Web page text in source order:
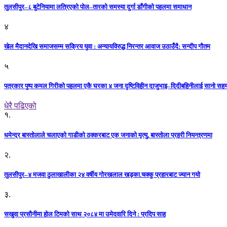
तुलसीपुर–८ बुटेनियामा लत्रिएको पोल–तारको समस्या दुर्गा डाँगीको पहलमा समाधान
४
खेल मैदानदेखि समाजसम्म सक्रिय युवा : अन्यायविरुद्ध निरन्तर आवाज उठाउँदै: सन्दीप गौतम
५
पत्रकार पुष्प कमल गिरीको पहलमा एकै घरका ४ जना दृष्टिविहीन दाजुभाइ–दिदीबहिनीलाई सानो
धेरै पढिएको
१.
धमेन्द्र बास्तोलाले चलाएको गाडीको ठक्करबाट एक जनाको मृत्यु, बास्तोला प्रहरी नियन्त्रणमा
२.
तुलसीपुर–४ मजवा ठुलाखालीका २४ वर्षीय गोरखलाल खड्का.चक्कु प्रहारबाट ज्यान गयो
३.
सखुवा प्रसौनीमा होल टिमको साथ २०८४ मा उमेदवारि दिने : प्रदिप साह